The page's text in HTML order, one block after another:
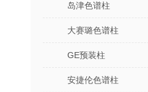
岛津色谱柱
大赛璐色谱柱
GE预装柱
安捷伦色谱柱